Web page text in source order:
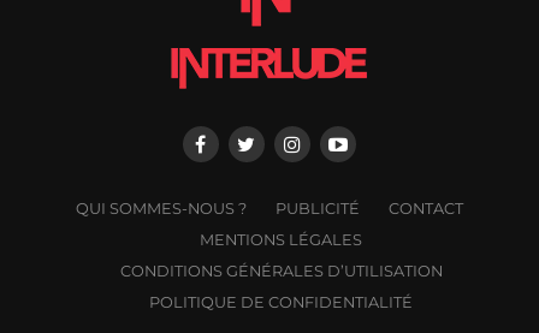
QUI SOMMES-NOUS ? PUBLICITÉ
CONTACT
MENTIONS LÉGALES
CONDITIONS GÉNÉRALES D’UTILISATION
POLITIQUE DE CONFIDENTIALITÉ